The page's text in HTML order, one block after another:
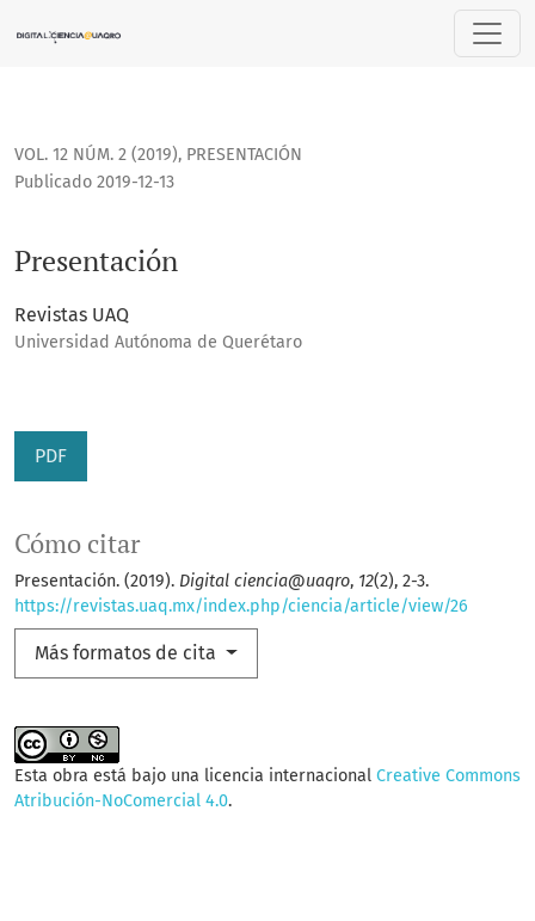
VOL. 12 NÚM. 2 (2019), PRESENTACIÓN
Presentación
Publicado 2019-12-13
Revistas UAQ
Universidad Autónoma de Querétaro
PDF
Cómo citar
Presentación. (2019). Digital ciencia@uaqro, 12(2), 2-3.
https://revistas.uaq.mx/index.php/ciencia/article/view/26
Más formatos de cita
Esta obra está bajo una licencia internacional Creative Commons
Atribución-NoComercial 4.0.